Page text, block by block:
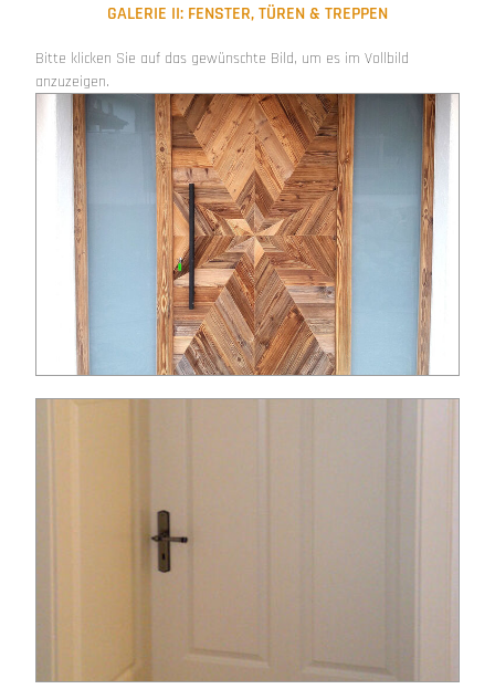
GALERIE II: FENSTER, TÜREN & TREPPEN
Bitte klicken Sie auf das gewünschte Bild, um es im Vollbild
anzuzeigen.